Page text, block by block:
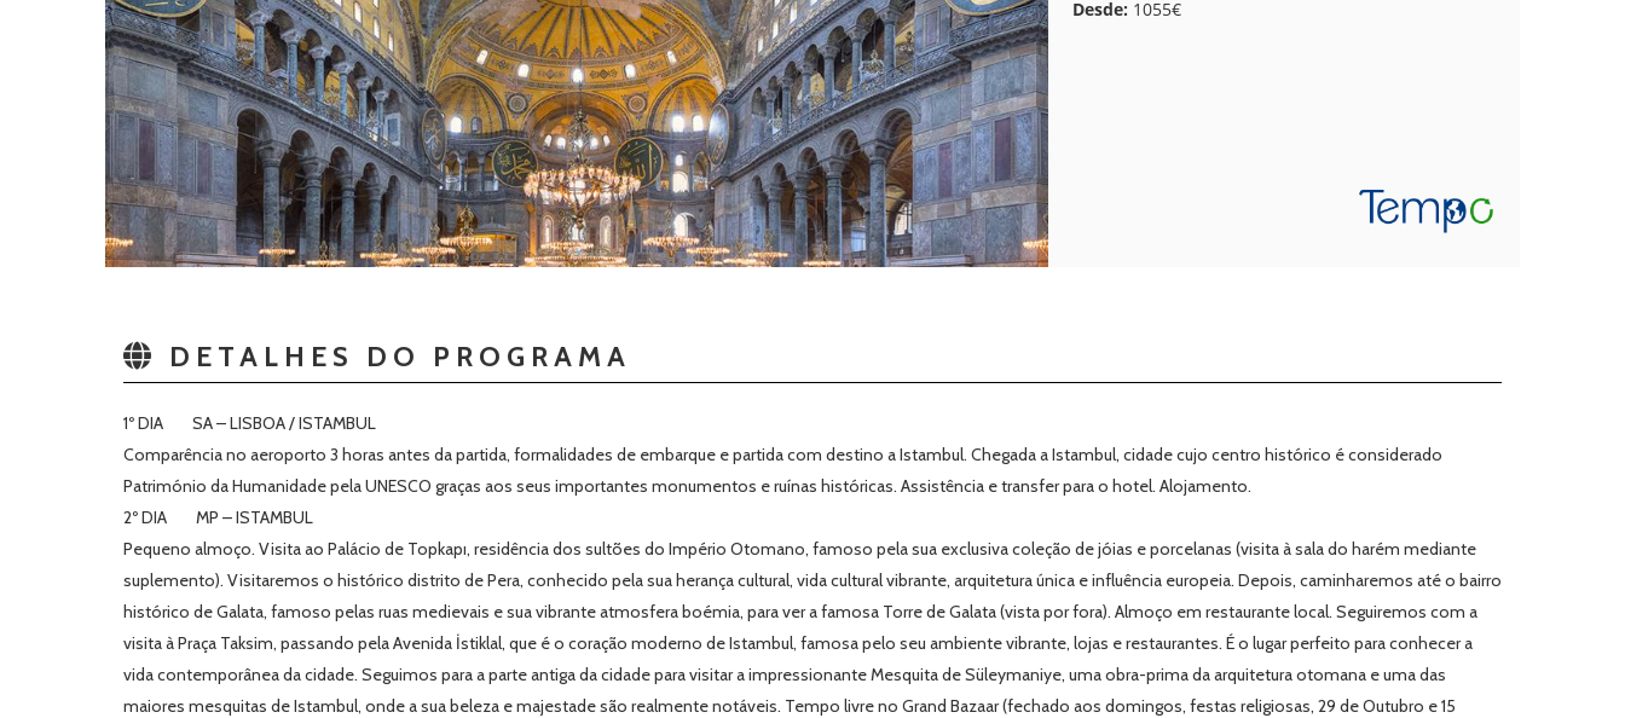
Desde: 1055€
DETALHES DO PROGRAMA
1º DIA SA – LISBOA / ISTAMBUL
Comparência no aeroporto 3 horas antes da partida, formalidades de embarque e partida com destino a Istambul. Chegada a Istambul, cidade cujo centro histórico é considerado
Património da Humanidade pela UNESCO graças aos seus importantes monumentos e ruínas históricas. Assistência e transfer para o hotel. Alojamento.
2º DIA MP – ISTAMBUL
Pequeno almoço. Visita ao Palácio de Topkapı, residência dos sultões do Império Otomano, famoso pela sua exclusiva coleção de jóias e porcelanas (visita à sala do harém mediante
suplemento). Visitaremos o histórico distrito de Pera, conhecido pela sua herança cultural, vida cultural vibrante, arquitetura única e influência europeia. Depois, caminharemos até o bairro
histórico de Galata, famoso pelas ruas medievais e sua vibrante atmosfera boémia, para ver a famosa Torre de Galata (vista por fora). Almoço em restaurante local. Seguiremos com a
visita à Praça Taksim, passando pela Avenida İstiklal, que é o coração moderno de Istambul, famosa pelo seu ambiente vibrante, lojas e restaurantes. É o lugar perfeito para conhecer a
vida contemporânea da cidade. Seguimos para a parte antiga da cidade para visitar a impressionante Mesquita de Süleymaniye, uma obra-prima da arquitetura otomana e uma das
maiores mesquitas de Istambul, onde a sua beleza e majestade são realmente notáveis. Tempo livre no Grand Bazaar (fechado aos domingos, festas religiosas, 29 de Outubro e 15